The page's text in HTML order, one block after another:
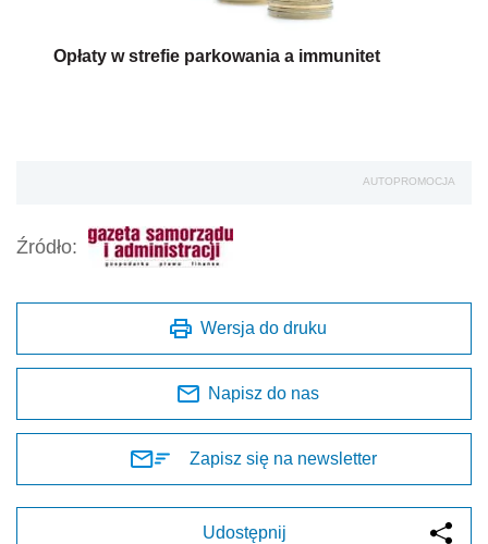
Opłaty w strefie parkowania a immunitet
AUTOPROMOCJA
Źródło:
Wersja do druku
Napisz do nas
Zapisz się na newsletter
Udostępnij